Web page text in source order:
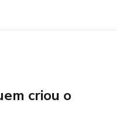
criou o